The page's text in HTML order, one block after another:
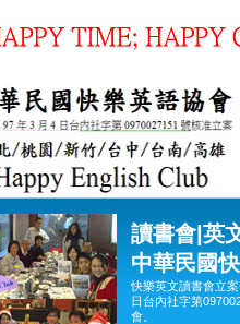
讀書會|英
中華民國
快樂英文讀書會立
日台內社字第
會。